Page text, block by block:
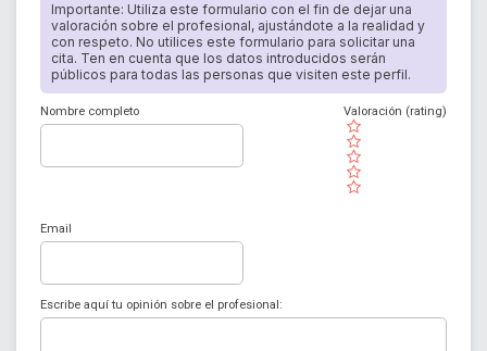
Importante: Utiliza este formulario con el fin de dejar una
valoración sobre el profesional, ajustándote a la realidad y
con respeto. No utilices este formulario para solicitar una
cita. Ten en cuenta que los datos introducidos serán
públicos para todas las personas que visiten este perfil.
Nombre completo
( )
( )
( )
( )
( )
Valoración (rating)
Email
Escribe aquí tu opinión sobre el profesional: